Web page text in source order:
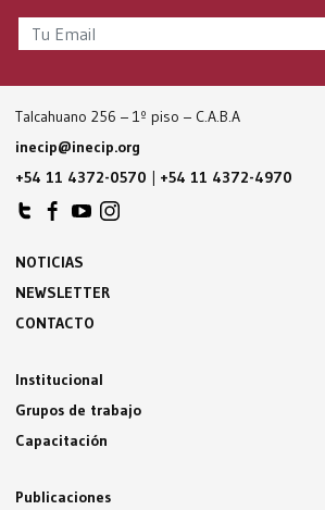
Talcahuano 256 – 1º piso – C.A.B.A
inecip@inecip.org
+54 11 4372-0570 | +54 11 4372-4970
NOTICIAS
NEWSLETTER
CONTACTO
Institucional
Grupos de trabajo
Capacitación
Publicaciones